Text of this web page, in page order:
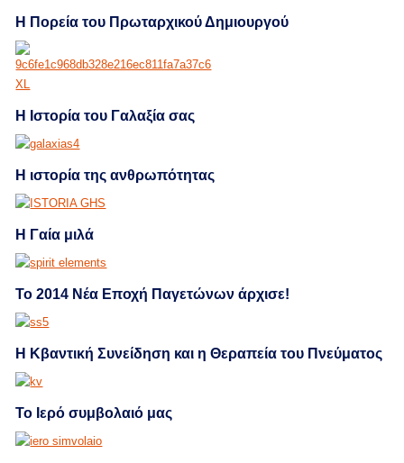
Η Πορεία του Πρωταρχικού Δημιουργού
Η Ιστορία του Γαλαξία σας
Η ιστορία της ανθρωπότητας
Η Γαία μιλά
Το 2014 Νέα Εποχή Παγετώνων άρχισε!
Η Κβαντική Συνείδηση και η Θεραπεία του Πνεύματος
Το Ιερό συμβολαιό μας